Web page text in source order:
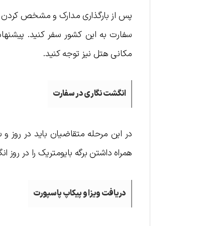
پس از بارگذاری مدارک و مشخص
سفارت به این کشور سفر کنید.
مکانی هتل نیز توجه کنید.
انگشت نگاری در سفارت
در این مرحله متقاضیان باید در روز
همراه داشتن برگه بایومتریک را در
دریافت ویزا و پیکاپ پاسپورت